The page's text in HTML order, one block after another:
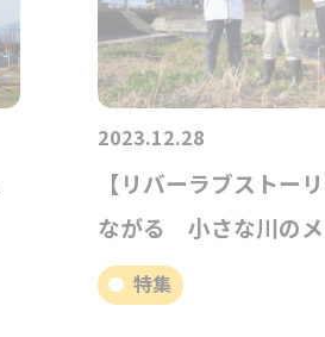
2023.12.28
【リバーラブストー
ながる 小さな川のメ
特集